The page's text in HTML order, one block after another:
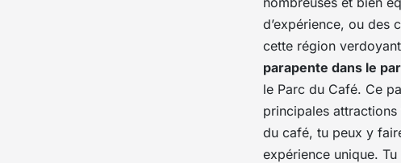
d’expérience, ou des
cette région
parapente dans le
le Parc du Café. Ce
principales
du café, tu peux y
expérience unique.